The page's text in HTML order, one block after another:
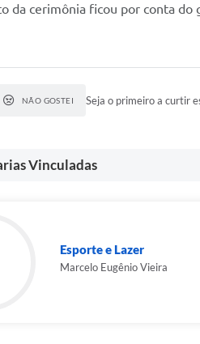
da cerimônia ficou por conta do
NÃO GOSTEI Seja o primeiro a curtir
Vinculadas
Esporte e Lazer
Marcelo Eugênio Vieira